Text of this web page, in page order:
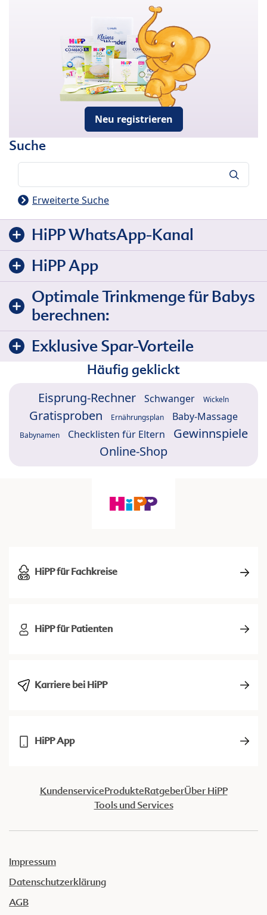
Neu registrieren
Suche
Erweiterte Suche
HiPP WhatsApp-Kanal
HiPP App
Optimale Trinkmenge für Babys
berechnen:
Exklusive Spar-Vorteile
Häufig geklickt
Eisprung-Rechner Schwanger Wickeln
Gratisproben Ernährungsplan Baby-Massage
Babynamen Checklisten für Eltern
Gewinnspiele
Online-Shop
HiPP für Fachkreise
HiPP für Patienten
Karriere bei HiPP
HiPP App
KundenserviceProdukteRatgeberÜber HiPP
Tools und Services
Impressum
Datenschutzerklärung
AGB